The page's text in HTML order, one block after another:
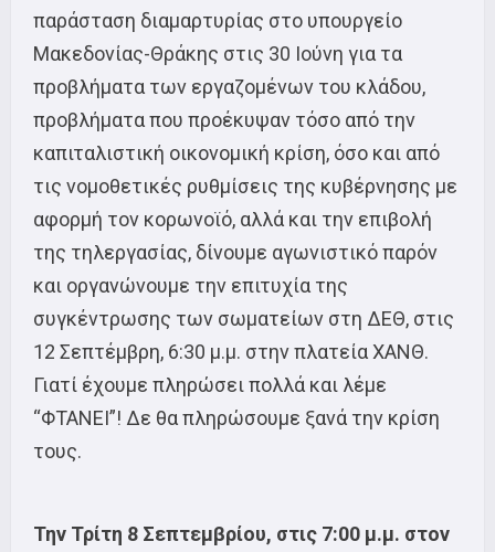
παράσταση διαμαρτυρίας στο υπουργείο
Μακεδονίας-Θράκης στις 30 Ιούνη για τα
προβλήματα των εργαζομένων του κλάδου,
προβλήματα που προέκυψαν τόσο από την
καπιταλιστική οικονομική κρίση, όσο και από
τις νομοθετικές ρυθμίσεις της κυβέρνησης με
αφορμή τον κορωνοϊό, αλλά και την επιβολή
της τηλεργασίας, δίνουμε αγωνιστικό παρόν
και οργανώνουμε την επιτυχία της
συγκέντρωσης των σωματείων στη ΔΕΘ, στις
12 Σεπτέμβρη, 6:30 μ.μ. στην πλατεία ΧΑΝΘ.
Γιατί έχουμε πληρώσει πολλά και λέμε
“ΦΤΑΝΕΙ”! Δε θα πληρώσουμε ξανά την κρίση
τους.
Την Τρίτη 8 Σεπτεμβρίου, στις 7:00 μ.μ. στον